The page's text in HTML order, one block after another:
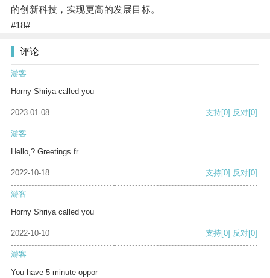
的创新科技，实现更高的发展目标。
#18#
评论
游客
Horny Shriya called you
2023-01-08 支持[0] 反对[0]
游客
Hello,? Greetings fr
2022-10-18 支持[0] 反对[0]
游客
Horny Shriya called you
2022-10-10 支持[0] 反对[0]
游客
You have 5 minute oppor